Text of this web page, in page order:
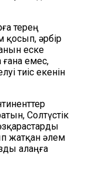
терең
қосып, әрбір
еске
емес,
тиіс екенін
Солтүстік
жатқан әлем
алаңға